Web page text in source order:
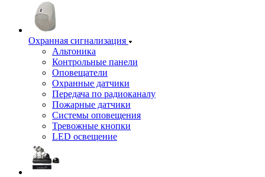
Охранная сигнализация
Альтоника
Контрольные панели
Оповещатели
Охранные датчики
Передача по радиоканалу
Пожарные датчики
Системы оповещения
Тревожные кнопки
LED освещение